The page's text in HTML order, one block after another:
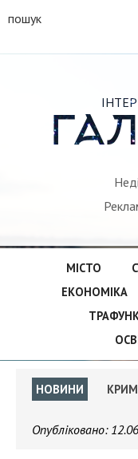
пошук
МІСТО
ЕКОНОМІКА
НОВИНИ
Опубліковано: